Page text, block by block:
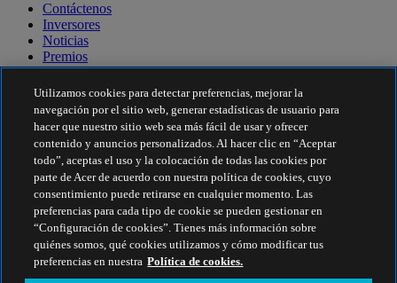
Contáctenos
Inversores
Noticias
Premios
Eventos
Sostenibilidad
Sostenibilidad
Responsabilidad social corporativa
Huella de carbono de los productos
Project Humanity
Earthion
Política de privacidad
Política sobre cookies
Aviso legal
Utilizamos cookies para detectar preferencias, mejorar la
navegación por el sitio web, generar estadísticas de usuario para
hacer que nuestro sitio web sea más fácil de usar y ofrecer
contenido y anuncios personalizados. Al hacer clic en “Aceptar
todo”, aceptas el uso y la colocación de todas las cookies por
parte de Acer de acuerdo con nuestra política de cookies, cuyo
consentimiento puede retirarse en cualquier momento. Las
preferencias para cada tipo de cookie se pueden gestionar en
“Configuración de cookies”. Tienes más información sobre
quiénes somos, qué cookies utilizamos y cómo modificar tus
preferencias en nuestra Política de cookies.